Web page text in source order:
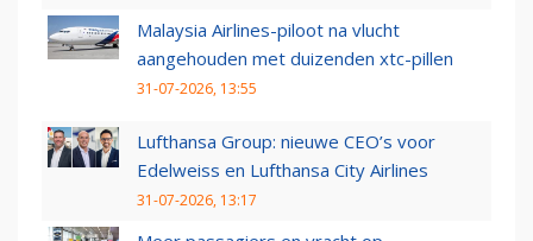
Malaysia Airlines-piloot na vlucht
aangehouden met duizenden xtc-pillen
31-07-2026, 13:55
Lufthansa Group: nieuwe CEO’s voor
Edelweiss en Lufthansa City Airlines
31-07-2026, 13:17